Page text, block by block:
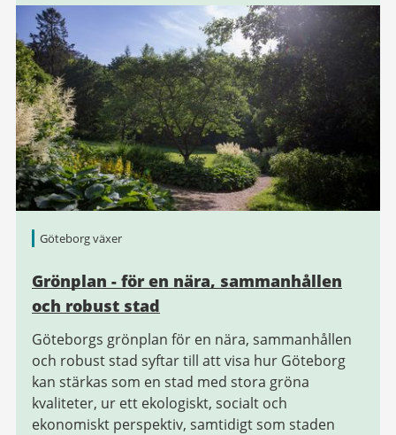
Göteborg växer
Grönplan - för en nära, sammanhållen
och robust stad
Göteborgs grönplan för en nära, sammanhållen
och robust stad syftar till att visa hur Göteborg
kan stärkas som en stad med stora gröna
kvaliteter, ur ett ekologiskt, socialt och
ekonomiskt perspektiv, samtidigt som staden